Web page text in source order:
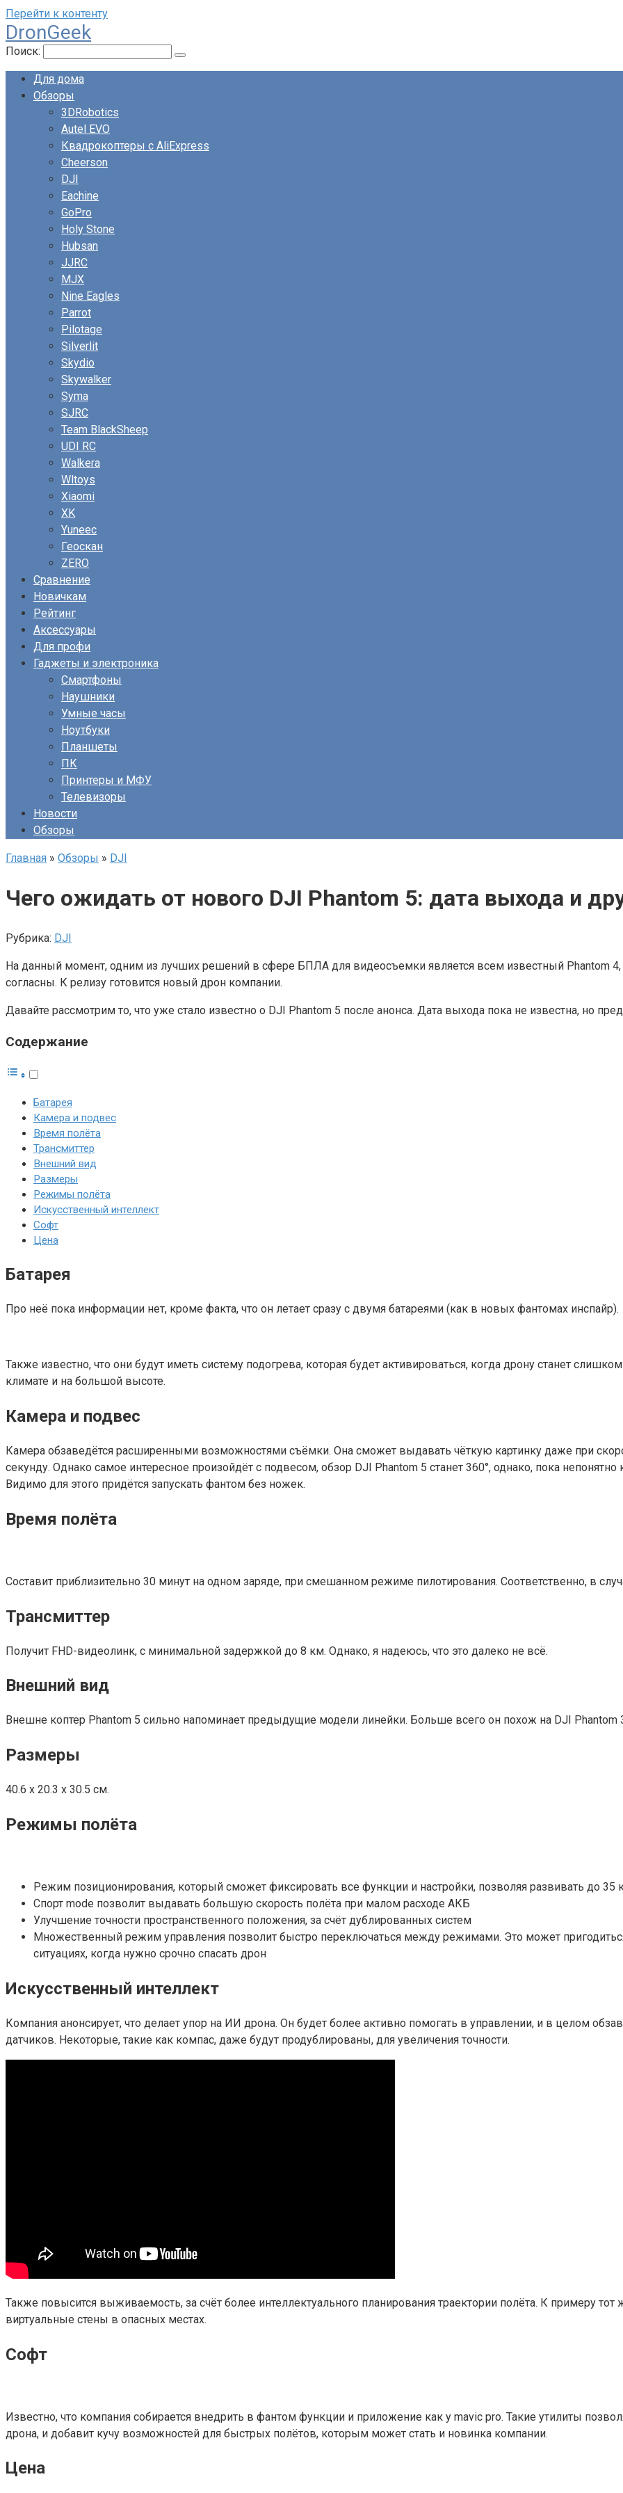
Перейти к контенту
DronGeek
Поиск:
Для дома
Обзоры
3DRobotics
Autel EVO
Квадрокоптеры с AliExpress
Cheerson
DJI
Eachine
GoPro
Holy Stone
Hubsan
JJRC
MJX
Nine Eagles
Parrot
Pilotage
Silverlit
Skydio
Skywalker
Syma
SJRC
Team BlackSheep
UDI RC
Walkera
Wltoys
Xiaomi
XK
Yuneec
Геоскан
ZERO
Сравнение
Новичкам
Рейтинг
Аксессуары
Для профи
Гаджеты и электроника
Смартфоны
Наушники
Умные часы
Ноутбуки
Планшеты
ПК
Принтеры и МФУ
Телевизоры
Новости
Обзоры
Главная » Обзоры » DJI
Чего ожидать от нового DJI Phantom 5: дата выхода и
Рубрика: DJI
На данный момент, одним из лучших решений в сфере БПЛА для видеосъемки является всем известный Phantom
согласны. К релизу готовится новый дрон компании.
Давайте рассмотрим то, что уже стало известно о DJI Phantom 5 после анонса. Дата выхода пока не известна, но
Содержание
Батарея
Камера и подвес
Время полёта
Трансмиттер
Внешний вид
Размеры
Режимы полёта
Искусственный интеллект
Софт
Цена
Батарея
Про неё пока информации нет, кроме факта, что он летает сразу с двумя батареями (как в новых фантомах инспайр).
Также известно, что они будут иметь систему подогрева, которая будет активироваться, когда дрону станет
климате и на большой высоте.
Камера и подвес
Камера обзаведётся расширенными возможностями съёмки. Она сможет выдавать чёткую картинку даже при
секунду. Однако самое интересное произойдёт с подвесом, обзор DJI Phantom 5 станет 360°, однако, пока
Видимо для этого придётся запускать фантом без ножек.
Время полёта
Составит приблизительно 30 минут на одном заряде, при смешанном режиме пилотирования. Соответственно, в
Трансмиттер
Получит FHD-видеолинк, с минимальной задержкой до 8 км. Однако, я надеюсь, что это далеко не всё.
Внешний вид
Внешне коптер Phantom 5 сильно напоминает предыдущие модели линейки. Больше всего он похож на DJI Phantom
Размеры
40.6 х 20.3 х 30.5 см.
Режимы полёта
Режим позиционирования, который сможет фиксировать все функции и настройки, позволяя развивать до 35
Спорт mode позволит выдавать большую скорость полёта при малом расходе АКБ
Улучшение точности пространственного положения, за счёт дублированных систем
Множественный режим управления позволит быстро переключаться между режимами. Это может
ситуациях, когда нужно срочно спасать дрон
Искусственный интеллект
Компания анонсирует, что делает упор на ИИ дрона. Он будет более активно помогать в управлении, и в целом
датчиков. Некоторые, такие как компас, даже будут продублированы, для увеличения точности.
Также повысится выживаемость, за счёт более интеллектуального планирования траектории полёта. К примеру
виртуальные стены в опасных местах.
Софт
Известно, что компания собирается внедрить в фантом функции и приложение как у mavic pro. Такие утилиты
дрона, и добавит кучу возможностей для быстрых полётов, которым может стать и новинка компании.
Цена